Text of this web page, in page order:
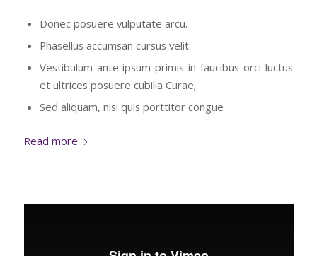
Donec posuere vulputate arcu.
Phasellus accumsan cursus velit.
Vestibulum ante ipsum primis in faucibus orci luctus
et ultrices posuere cubilia Curae;
Sed aliquam, nisi quis porttitor congue
Read more